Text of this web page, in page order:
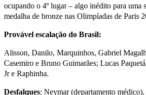
ocupando o 4º lugar – algo inédito para uma
medalha de bronze nas Olimpíadas de Paris
Provável escalação do Brasil:
Alisson, Danilo, Marquinhos, Gabriel
Casemiro e Bruno Guimarães; Lucas
Jr e Raphinha.
Desfalques: Neymar (departamento médico).